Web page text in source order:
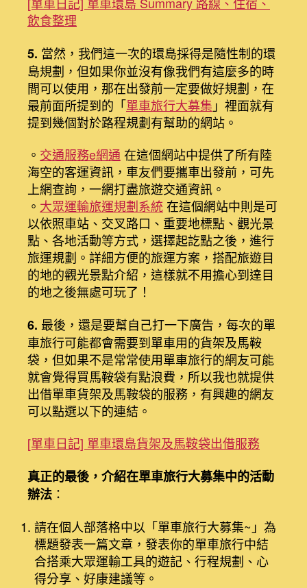
飲食整理
5. 當然，我們這一次的環島採得是隨性制的環
島規劃，但如果你並沒有像我們有這麼多的時
間可以使用，那在出發前一定要做好規劃，在
最前面所提到的「單車旅行大募集 」裡面就有
提到幾個對於路程規劃有幫助的網站。
。 交通服務e網通 在這個網站中提供了所有陸
海空的客運資訊，車友們要攜車出發前，可先
上網查詢，一網打盡旅遊交通資訊。
。 大眾運輸旅運規劃系統在這個網站中則是可
以依照車站、交叉路口、重要地標點、觀光景
點、各地活動等方式，選擇起訖點之後，進行
旅運規劃。詳細方便的旅運方案，搭配旅遊目
的地的觀光景點介紹，這樣就不用擔心到達目
的地之後無處可玩了！
6. 最後，還是要幫自己打一下廣告，每次的單
車旅行可能都會需要到單車用的貨架及馬鞍
袋，但如果不是常常使用單車旅行的網友可能
就會覺得買馬鞍袋有點浪費，所以我也就提供
出借單車貨架及馬鞍袋的服務，有興趣的網友
可以點選以下的連結。
[單車日記] 單車環島貨架及馬鞍袋出借服務
真正的最後，介紹在單車旅行大募集中的活動
辦法 ：
請在個人部落格中以「單車旅行大募集~」為
標題發表一篇文章，發表你的單車旅行中結
合搭乘大眾運輸工具的遊記、行程規劃、心
得分享、好康建議等。